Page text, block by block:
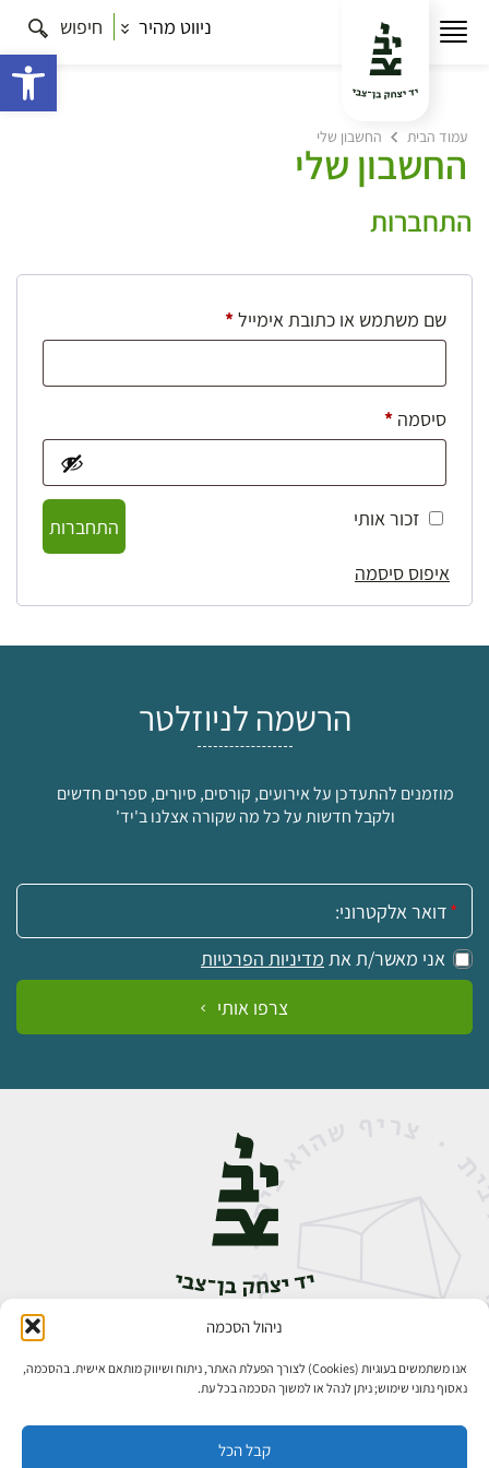
ניהול הסכמה
אנו משתמשים בעוגיות (Cookies) לצורך הפעלת האתר, ניתוח ושיווק מותאם אישית. בהסכמה,
נאסוף נתוני שימוש; ניתן לנהל או למשוך הסכמה בכל עת.
קבל הכל
ניווט מהיר חיפוש
עמוד הבית החשבון שלי
החשבון שלי
התחברות
שם משתמש או כתובת אימייל*חובה
סיסמה *חובה
זכור אותי
התחברות
איפוס סיסמה
הרשמה לניוזלטר
מוזמנים להתעדכן על אירועים, קורסים, סיורים, ספרים חדשים
ולקבל חדשות על כל מה שקורה אצלנו ב'יד'
אימייל:
אני מאשר/ת את מדיניות הפרטיות
צרפו אותי
אבן גבירול 14, רחביה, ירושלים